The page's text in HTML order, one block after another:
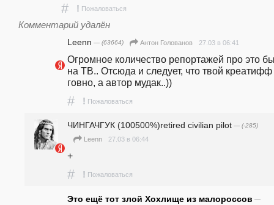
# ! Пожаловаться
Комментарий удалён
Leenn — (63664) Антон Голованов 27.03 в 06:41
Огромное количество репортажей про это
на ТВ.. Отсюда и следует, что твой креатифф
говно, а автор мудак..))
# ! Пожаловаться
ЧИНГАЧГУК (100500%)retired civilian pilot — (-285)
Leenn 27.03 в 06:44
+
# ! Пожаловаться
Это ещё тот злой Хохлище из малороссов —